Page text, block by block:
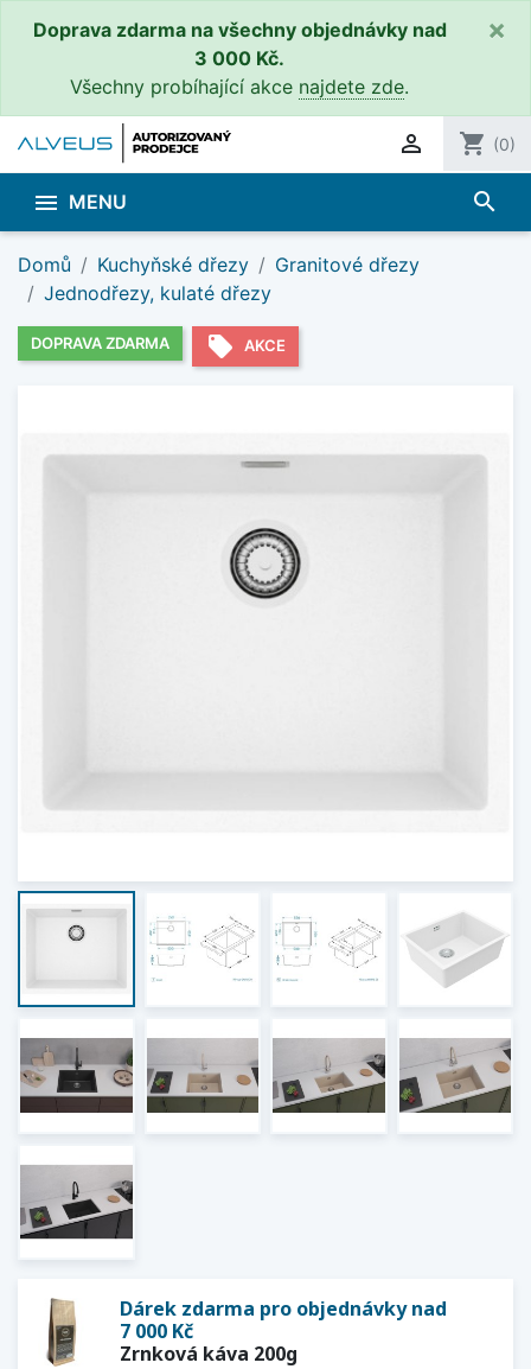
Doprava zdarma na všechny objednávky nad
3 000 Kč.
Všechny probíhající akce najdete zde.
×
 shopping_cart (0)
 MENU search
Domů Kuchyňské dřezy
Granitové dřezy
Jednodřezy, kulaté dřezy
DOPRAVA ZDARMA local_offer AKCE
Dárek zdarma pro objednávky nad
7 000 Kč
Zrnková káva 200g